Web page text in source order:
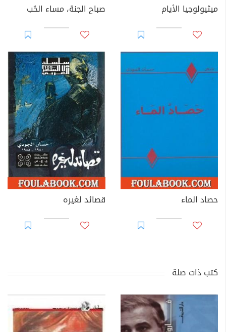
ميثيولوجيا الأيام صباح الجنة، مساء الحُب
حصاد الماء قصائد لغيره
كتب ذات صلة